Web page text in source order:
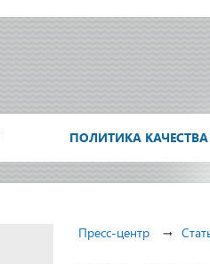
ПОЛИТИКА КАЧЕСТВА
Пресс-центр